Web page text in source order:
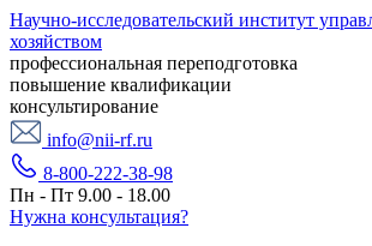
Научно-исследовательский институт
хозяйством
профессиональная переподготовка
повышение квалификации
консультирование
info@nii-rf.ru
8-800-222-38-98
Пн - Пт 9.00 - 18.00
Нужна консультация?